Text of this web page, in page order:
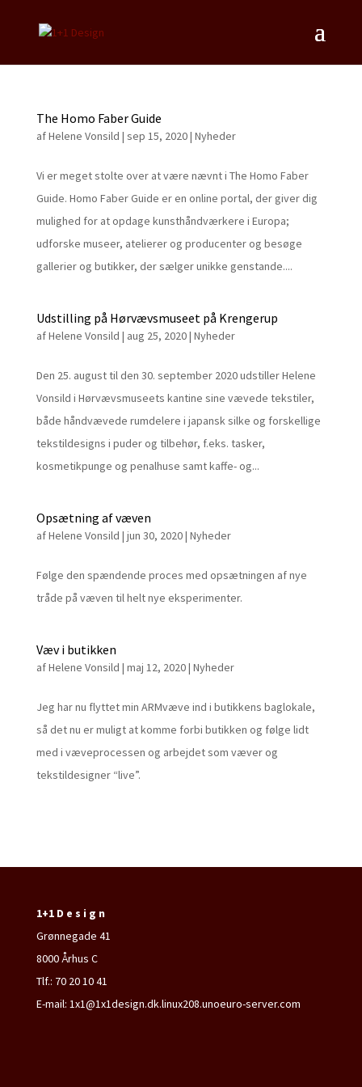
The Homo Faber Guide
afHelene Vonsild | sep 15, 2020| Nyheder
Vi er meget stolte over at være nævnt i The Homo Faber
Guide. Homo Faber Guide er en online portal, der giver dig
mulighed for at opdage kunsthåndværkere i Europa;
udforske museer, atelierer og producenter og besøge
gallerier og butikker, der sælger unikke genstande....
Udstilling på Hørvævsmuseet på Krengerup
afHelene Vonsild | aug 25, 2020| Nyheder
Den 25. august til den 30. september 2020 udstiller Helene
Vonsild i Hørvævsmuseets kantine sine vævede tekstiler,
både håndvævede rumdelere i japansk silke og forskellige
tekstildesigns i puder og tilbehør, f.eks. tasker,
kosmetikpunge og penalhuse samt kaffe- og...
Opsætning af væven
afHelene Vonsild | jun 30, 2020| Nyheder
Følge den spændende proces med opsætningen af nye
tråde på væven til helt nye eksperimenter.
Væv i butikken
afHelene Vonsild | maj 12, 2020| Nyheder
Jeg har nu flyttet min ARMvæve ind i butikkens baglokale,
så det nu er muligt at komme forbi butikken og følge lidt
med i væveprocessen og arbejdet som væver og
tekstildesigner “live”.
1+1 D e s i g n
Grønnegade 41
8000 Århus C
Tlf.: 70 20 10 41
E-mail: 1x1@1x1design.dk.linux208.unoeuro-server.com